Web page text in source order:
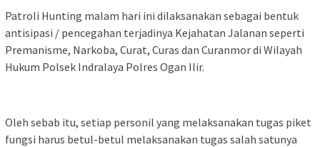
Patroli Hunting malam hari ini dilaksanakan sebagai bentuk
antisipasi / pencegahan terjadinya Kejahatan Jalanan seperti
Premanisme, Narkoba, Curat, Curas dan Curanmor di Wilayah
Hukum Polsek Indralaya Polres Ogan Ilir.
Oleh sebab itu, setiap personil yang melaksanakan tugas piket
fungsi harus betul-betul melaksanakan tugas salah satunya